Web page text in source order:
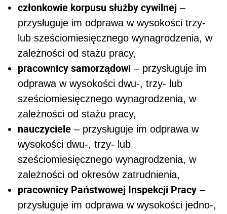
członkowie korpusu służby cywilnej –
przysługuje im odprawa w wysokości trzy-
lub sześciomiesięcznego wynagrodzenia, w
zależności od stażu pracy,
pracownicy samorządowi – przysługuje im
odprawa w wysokości dwu-, trzy- lub
sześciomiesięcznego wynagrodzenia, w
zależności od stażu pracy,
nauczyciele – przysługuje im odprawa w
wysokości dwu-, trzy- lub
sześciomiesięcznego wynagrodzenia, w
zależności od okresów zatrudnienia,
pracownicy Państwowej Inspekcji Pracy –
przysługuje im odprawa w wysokości jedno-,